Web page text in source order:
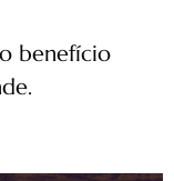
benefício